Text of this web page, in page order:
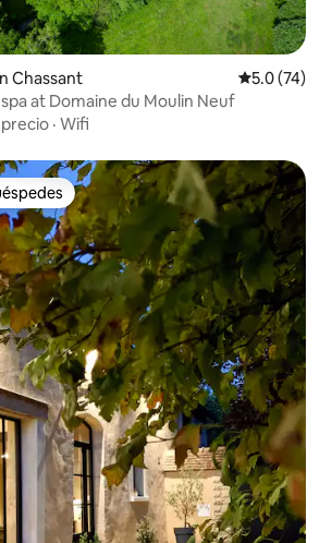
Chassant Calificación
5.0 (74)
at Domaine du Moulin Neuf
· Wifi